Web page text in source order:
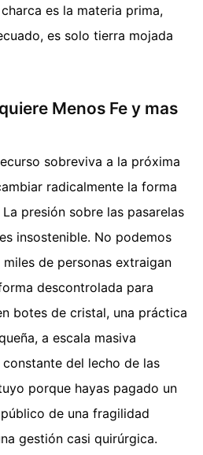
es la materia prima,
es solo tierra mojada
Menos Fe y mas
sobreviva a la próxima
radicalmente la forma
presión sobre las pasarelas
insostenible. No podemos
de personas extraigan
descontrolada para
botes de cristal, una práctica
a escala masiva
del lecho de las
porque hayas pagado un
de una fragilidad
gestión casi quirúrgica.